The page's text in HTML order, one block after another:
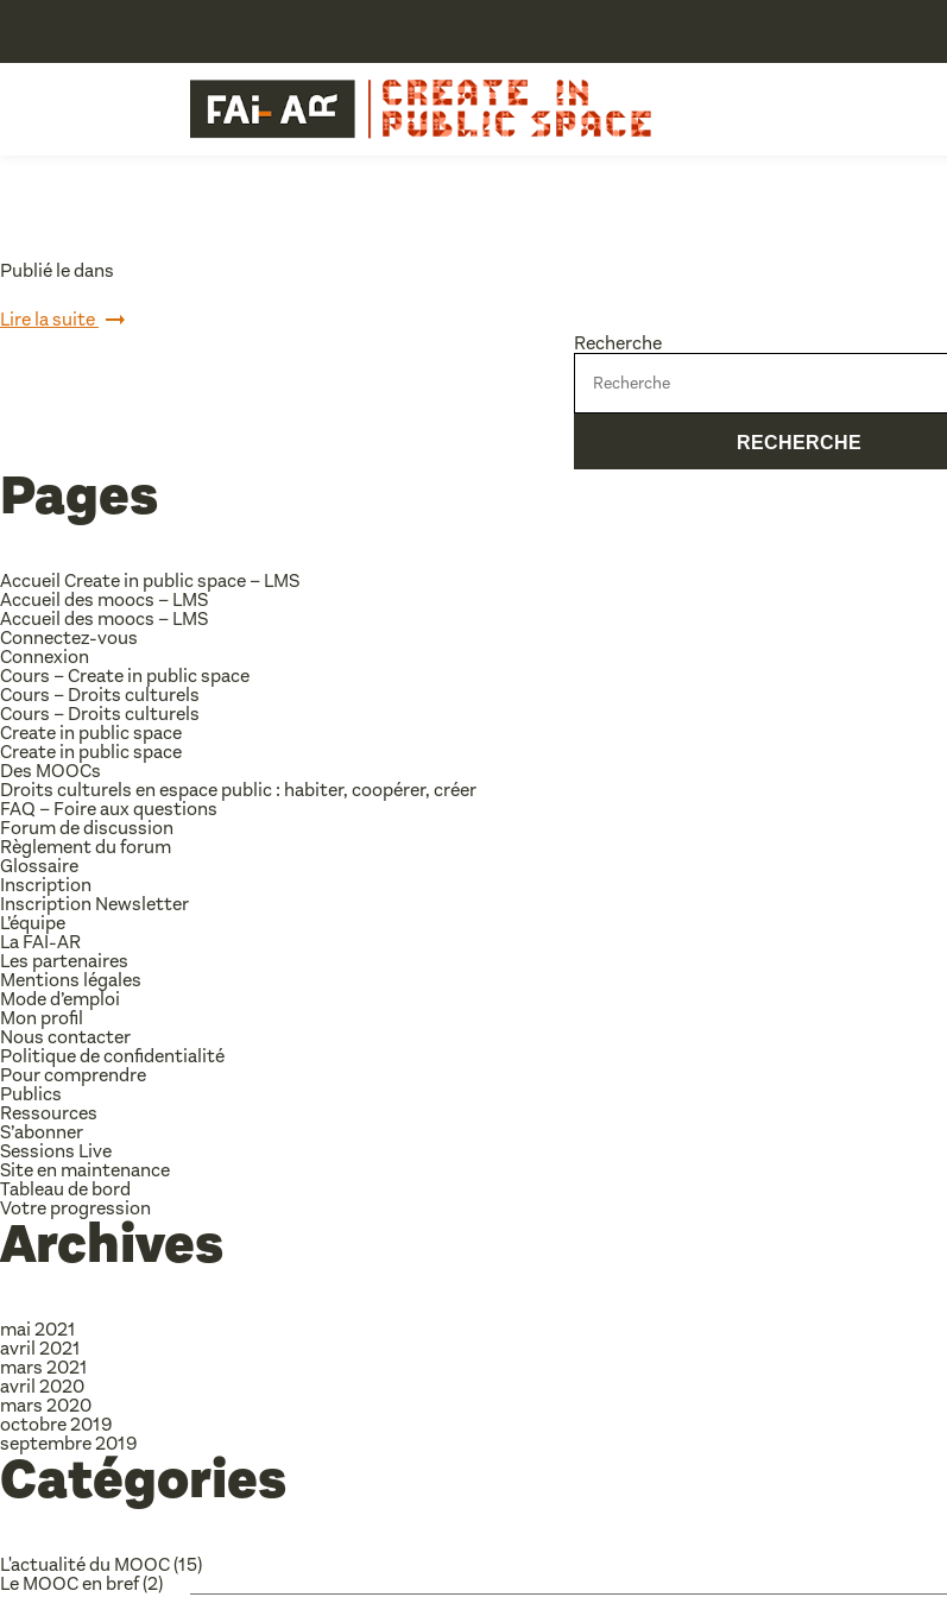
Publié le dans
Lire la suite
Recherche
Pages
Accueil Create in public space – LMS
Accueil des moocs – LMS
Accueil des moocs – LMS
Connectez-vous
Connexion
Cours – Create in public space
Cours – Droits culturels
Cours – Droits culturels
Create in public space
Create in public space
Des MOOCs
Droits culturels en espace public : habiter, coopérer, créer
FAQ – Foire aux questions
Forum de discussion
Règlement du forum
Glossaire
Inscription
Inscription Newsletter
L’équipe
La FAI-AR
Les partenaires
Mentions légales
Mode d’emploi
Mon profil
Nous contacter
Politique de confidentialité
Pour comprendre
Publics
Ressources
S’abonner
Sessions Live
Site en maintenance
Tableau de bord
Votre progression
Archives
mai 2021
avril 2021
mars 2021
avril 2020
mars 2020
octobre 2019
septembre 2019
Catégories
L'actualité du MOOC(15)
Le MOOC en bref(2)